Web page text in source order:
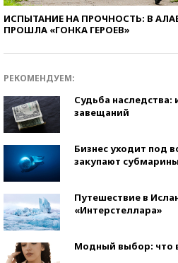
ИСПЫТАНИЕ НА ПРОЧНОСТЬ: В
ПРОШЛА «ГОНКА ГЕРОЕВ»
РЕКОМЕНДУЕМ:
Судьба
завещаний
Бизнес уходит под
закупают субмарины
Путешествие в
«Интерстеллара»
Модный выбор: что